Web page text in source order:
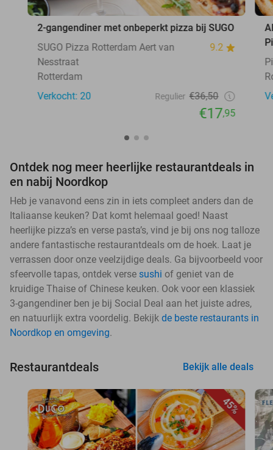
2-gangendiner met onbeperkt pizza bij SUGO
SUGO Pizza Rotterdam Aert van
Nesstraat
9.2
Rotterdam
Verkocht: 20
Regulier €36,50
€17,95
Ontdek nog meer heerlijke restaurantdeals in
en nabij Noordkop
Heb je vanavond eens zin in iets compleet anders dan de
Italiaanse keuken? Dat komt helemaal goed! Naast
heerlijke pizza’s en verse pasta’s, vind je bij ons nog talloze
andere fantastische restaurantdeals om de hoek. Laat je
verrassen door onze veelzijdige deals. Ga bijvoorbeeld voor
sfeervolle tapas, ontdek verse sushi of geniet van de
kruidige Thaise of Chinese keuken. Ook voor een klassiek
3-gangendiner ben je bij Social Deal aan het juiste adres,
en natuurlijk extra voordelig. Bekijk de beste restaurants in
Noordkop en omgeving.
Restaurantdeals Bekijk alle deals
45%